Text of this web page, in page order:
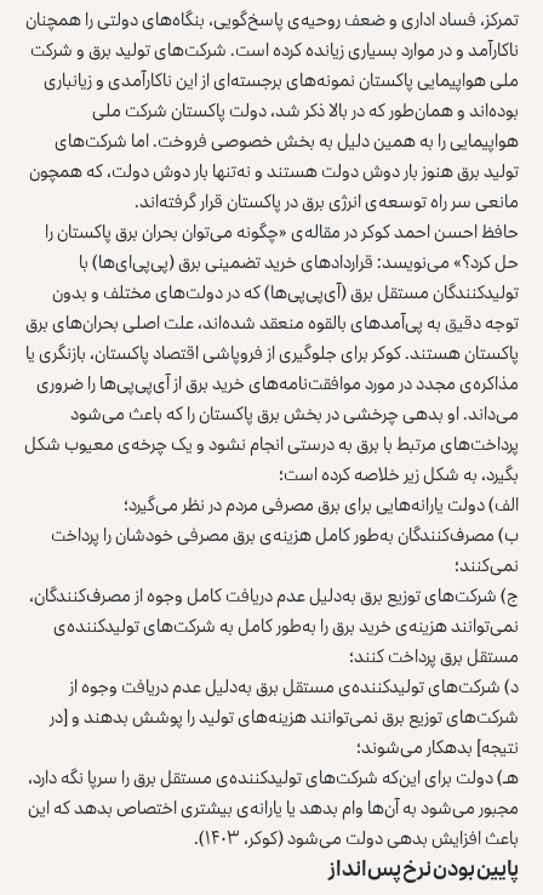
تمرکز، فساد اداری و ضعف روحیه‌ی پاسخ‌گویی، بنگاه‌های دولتی را همچنان
ناکارآمد و در موارد بسیاری زیانده کرده است. شرکت‌های تولید برق و شرکت
ملی هواپیمایی پاکستان نمونه‌های برجسته‌ای از این ناکارآمدی و زیانباری
بوده‌اند و همان‌طور که در بالا ذکر شد، دولت پاکستان شرکت ملی
هواپیمایی را به همین دلیل به بخش خصوصی فروخت. اما شرکت‌های
تولید برق هنوز بار دوش دولت هستند و نه‌تنها بار دوش دولت، که همچون
مانعی سر راه توسعه‌ی انرژی برق در پاکستان قرار گرفته‌اند.
حافظ احسن احمد کوکر در مقاله‌ی «چگونه می‌توان بحران برق پاکستان را
حل کرد؟» می‌نویسد: قراردادهای خرید تضمینی برق (پی‌پی‌ای‌ها) با
تولیدکنندگان مستقل برق (آی‌پی‌پی‌ها) که در دولت‌های مختلف و بدون
توجه دقیق به پی‌آمدهای بالقوه منعقد شده‌اند، علت اصلی بحران‌های برق
پاکستان هستند. کوکر برای جلوگیری از فروپاشی اقتصاد پاکستان، بازنگری یا
مذاکره‌ی مجدد در مورد موافقت‌نامه‌های خرید برق از آی‌پی‌پی‌ها را ضروری
می‌داند. او بدهی چرخشی در بخش برق پاکستان را که باعث می‌شود
پرداخت‌های مرتبط با برق به‌ درستی انجام نشود و یک چرخه‌ی معیوب شکل
بگیرد، به شکل زیر خلاصه کرده است؛
الف) دولت یارانه‌هایی برای برق مصرفی مردم در نظر می‌گیرد؛
ب) مصرف‌کنندگان به‌طور کامل هزینه‌ی برق مصرفی خودشان را پرداخت
نمی‌کنند؛
ج) شرکت‌های توزیع برق به‌دلیل عدم دریافت کامل وجوه از مصرف‌کنندگان،
نمی‌توانند هزینه‌ی خرید برق را به‌طور کامل به شرکت‌های تولیدکننده‌ی
مستقل برق پرداخت کنند؛
د) شرکت‌های تولیدکننده‌ی مستقل برق به‌دلیل عدم دریافت وجوه از
شرکت‌های توزیع برق نمی‌توانند هزینه‌های تولید را پوشش بدهند و [در
نتیجه] بدهکار می‌شوند؛
هـ) دولت برای این‌که شرکت‌های تولیدکننده‌ی مستقل برق را سرپا نگه دارد،
مجبور می‌شود به آن‌ها وام بدهد یا یارانه‌ی بیشتری اختصاص بدهد که این
باعث افزایش بدهی دولت می‌شود (کوکر، ۱۴۰۳).
پایین بودن نرخ پس‌انداز